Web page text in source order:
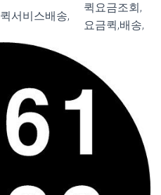
퀵서비스배송,
퀵요금조회,
요금퀵,배송,